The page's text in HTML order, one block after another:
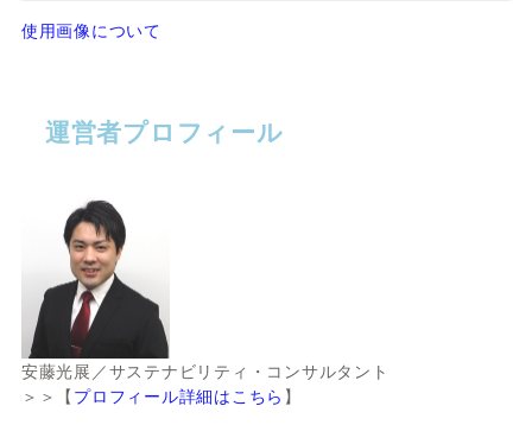
使用画像について
運営者プロフィール
安藤光展／サステナビリティ・コンサルタント
＞＞【 プロフィール詳細はこちら 】